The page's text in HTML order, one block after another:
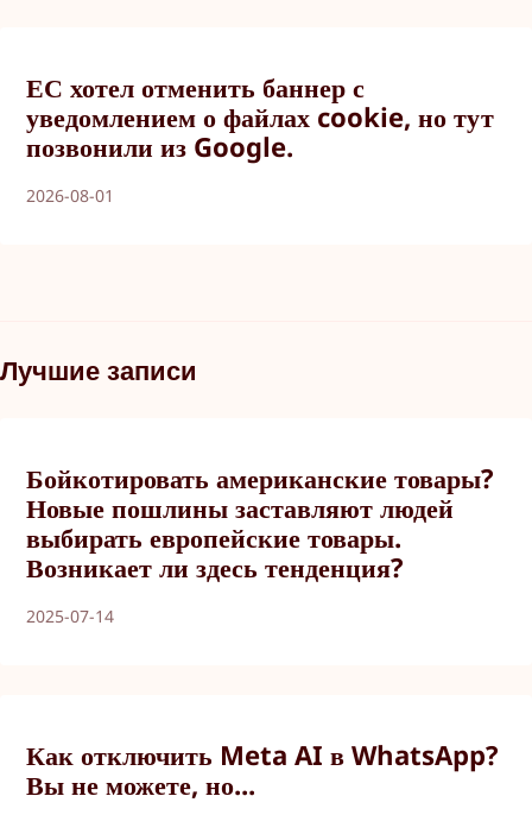
ЕС хотел отменить баннер с
уведомлением о файлах cookie, но тут
позвонили из Google.
2026-08-01
Лучшие записи
Бойкотировать американские товары?
Новые пошлины заставляют людей
выбирать европейские товары.
Возникает ли здесь тенденция?
2025-07-14
Как отключить Meta AI в WhatsApp?
Вы не можете, но...